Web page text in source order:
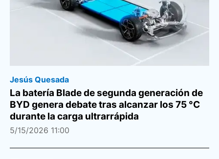
Jesús Quesada
La batería Blade de segunda generación de
BYD genera debate tras alcanzar los 75 °C
durante la carga ultrarrápida
5/15/2026 11:00